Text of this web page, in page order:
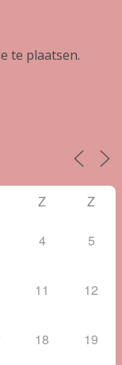
te plaatsen.
Z Z
4 5
11 12
18 19